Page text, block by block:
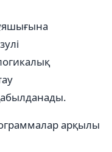
арқылы